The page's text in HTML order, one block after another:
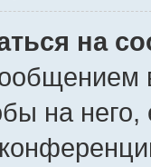
на
на